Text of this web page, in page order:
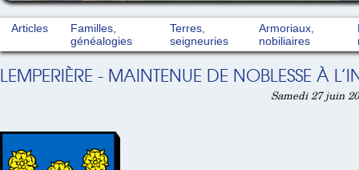
Articles
Familles,
généalogies
Terres,
seigneuries
Armoriaux,
nobiliaires
LEMPERIÈRE - MAINTENUE DE NOBLESSE À
Samedi 27 juin